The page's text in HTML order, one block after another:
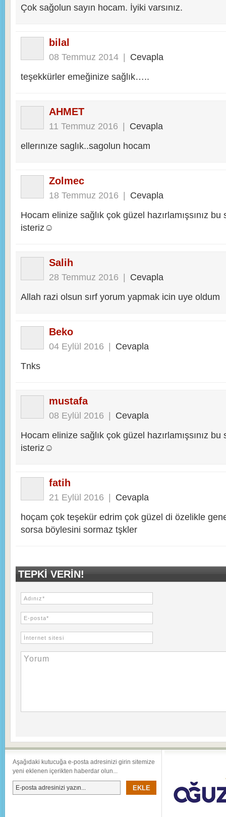
Çok sağolun sayın hocam. İyiki varsınız.
bilal
08 Temmuz 2014 | Cevapla
teşekkürler emeğinize sağlık…..
AHMET
11 Temmuz 2016 | Cevapla
ellerınıze saglık..sagolun hocam
Zolmec
18 Temmuz 2016 | Cevapla
Hocam elinize sağlık çok güzel hazırlamışsınız
isteriz☺
Salih
28 Temmuz 2016 | Cevapla
Allah razi olsun sırf yorum yapmak icin uye oldum
Beko
04 Eylül 2016 | Cevapla
Tnks
mustafa
08 Eylül 2016 | Cevapla
Hocam elinize sağlık çok güzel hazırlamışsınız
isteriz☺
fatih
21 Eylül 2016 | Cevapla
hoçam çok teşekür edrim çok güzel di özelikle
sorsa böylesini sormaz tşkler
TEPKI VERIN!
Aşağıdaki kutucuğa e-posta adresinizi girin sitemize
yeni eklenen içerikten haberdar olun...